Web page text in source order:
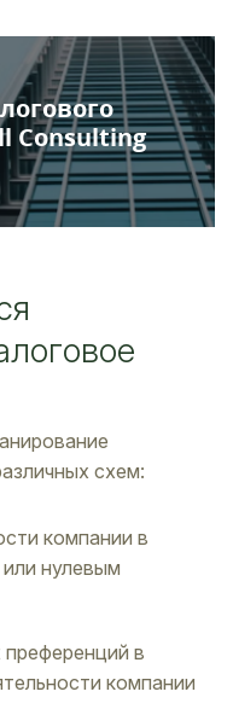
Consulting
схем:
компании в
нулевым
в
компании